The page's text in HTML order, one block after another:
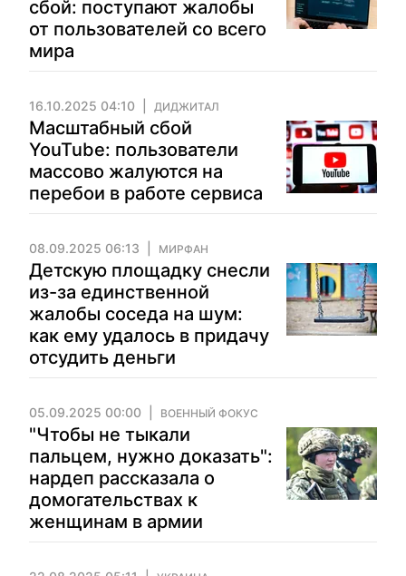
сбой: поступают жалобы
от пользователей со всего
мира
16.10.2025 04:10 ДИДЖИТАЛ
Масштабный сбой
YouTube: пользователи
массово жалуются на
перебои в работе сервиса
08.09.2025 06:13 МИРФАН
Детскую площадку снесли
из-за единственной
жалобы соседа на шум:
как ему удалось в придачу
отсудить деньги
05.09.2025 00:00 ВОЕННЫЙ ФОКУС
"Чтобы не тыкали
пальцем, нужно доказать":
нардеп рассказала о
домогательствах к
женщинам в армии